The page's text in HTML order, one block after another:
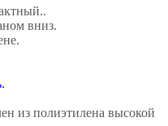
вниз.
из полиэтилена высокой